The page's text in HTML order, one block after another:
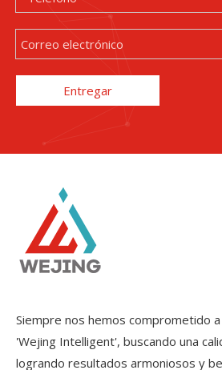
Entregar
Siempre nos hemos comprometido
'Wejing Intelligent', buscando una
logrando resultados armoniosos y